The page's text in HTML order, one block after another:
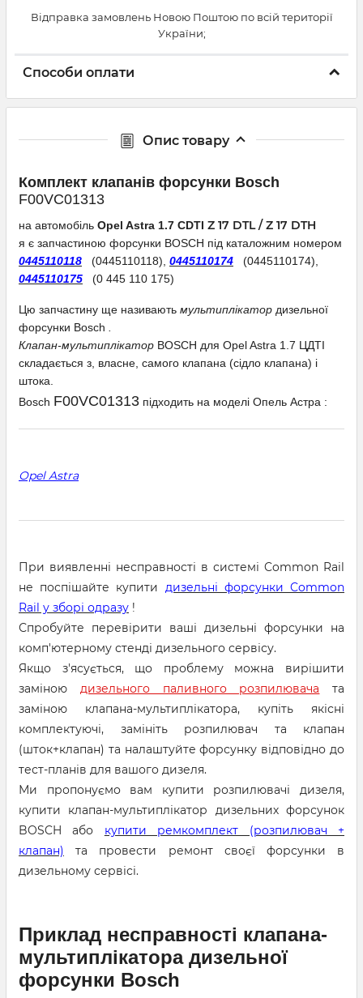
Відправка замовлень Новою Поштою по всій території
України;
Способи оплати
Опис товару
Комплект клапанів форсунки Bosch
F00VC01313
на автомобіль Opel Astra 1.7 CDTI Z 17 DTL/ Z 17 DTH
я є запчастиною форсунки BOSCH під каталожним номером
0445110118
(0445110118), 0445110174
(0445110174),
0445110175
(0 445 110 175)
Цю запчастину ще називають мультиплікатор дизельної
форсунки Bosch
Клапан-мультиплікатор BOSCH для Opel Astra 1.7 ЦДТІ
складається з, власне, самого клапана (сідло клапана) і
штока.
Bosch F00VC01313 підходить на моделі Опель Астра :
Opel Astra
При виявленні несправності в системі Common Rail
не поспішайте купити дизельні форсунки Common
Rail у зборі одразу !
Спробуйте перевірити ваші дизельні форсунки на
комп'ютерному стенді дизельного сервісу.
Якщо з'ясується, що проблему можна вирішити
заміною дизельного паливного розпилювача та
заміною клапана-мультиплікатора, купіть якісні
комплектуючі, замініть розпилювач та клапан
(шток+клапан) та налаштуйте форсунку відповідно до
тест-планів для вашого дизеля.
Ми пропонуємо вам купити розпилювачі дизеля,
купити клапан-мультиплікатор дизельних форсунок
BOSCH або купити ремкомплект (розпилювач +
клапан) та провести ремонт своєї форсунки в
дизельному сервісі.
Приклад несправності клапана-
мультиплікатора дизельної
форсунки Bosch